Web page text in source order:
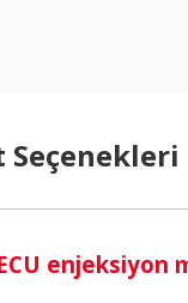
Seçenekleri